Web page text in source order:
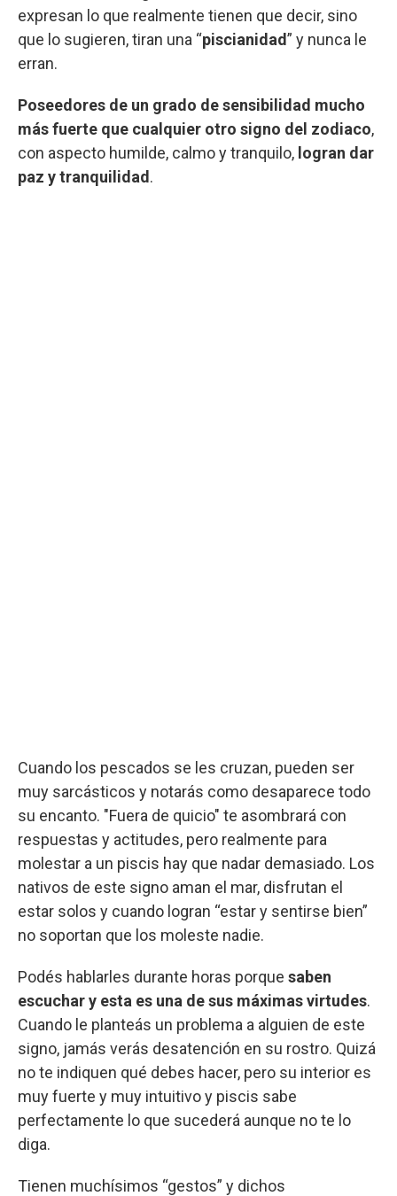
expresan lo que realmente tienen que decir, sino
que lo sugieren, tiran una “piscianidad” y nunca le
erran.
Poseedores de un grado de sensibilidad mucho
más fuerte que cualquier otro signo del zodiaco,
con aspecto humilde, calmo y tranquilo, logran dar
paz y tranquilidad .
Cuando los pescados se les cruzan, pueden ser
muy sarcásticos y notarás como desaparece todo
su encanto. "Fuera de quicio" te asombrará con
respuestas y actitudes, pero realmente para
molestar a un piscis hay que nadar demasiado. Los
nativos de este signo aman el mar, disfrutan el
estar solos y cuando logran “estar y sentirse bien”
no soportan que los moleste nadie.
Podés hablarles durante horas porque saben
escuchar y esta es una de sus máximas virtudes.
Cuando le planteás un problema a alguien de este
signo, jamás verás desatención en su rostro. Quizá
no te indiquen qué debes hacer, pero su interior es
muy fuerte y muy intuitivo y piscis sabe
perfectamente lo que sucederá aunque no te lo
diga.
Tienen muchísimos “gestos” y dichos